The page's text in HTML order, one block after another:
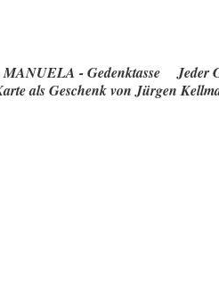
- Gedenktasse Jeder
als Geschenk von Jürgen